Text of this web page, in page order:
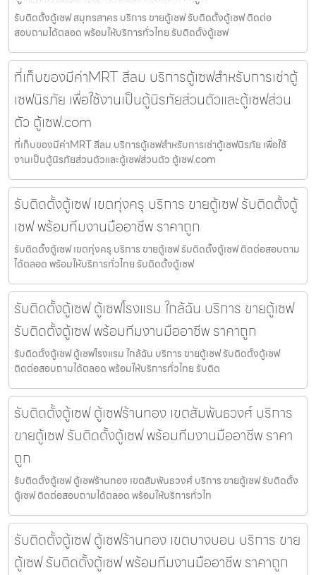
รับติดตั้งตู้เซฟ สมุทรสาคร บริการ ขายตู้เซฟ รับติดตั้งตู้เซฟ ติดต่อ
สอบถามได้ตลอด พร้อมให้บริการทั่วไทย รับติดตั้งตู้เซฟ
ที่เก็บของมีค่าMRT สีลม บริการตู้เซฟสำหรับการเช่าตู้
เซฟนิรภัย เพื่อใช้งานเป็นตู้นิรภัยส่วนตัวและตู้เซฟส่วน
ตัว ตู้เซฟ.com
ที่เก็บของมีค่าMRT สีลม บริการตู้เซฟสำหรับการเช่าตู้เซฟนิรภัย เพื่อใช้
งานเป็นตู้นิรภัยส่วนตัวและตู้เซฟส่วนตัว ตู้เซฟ.com
รับติดตั้งตู้เซฟ เขตทุ่งครุ บริการ ขายตู้เซฟ รับติดตั้งตู้
เซฟ พร้อมทีมงานมืออาชีพ ราคาถูก
รับติดตั้งตู้เซฟ เขตทุ่งครุ บริการ ขายตู้เซฟ รับติดตั้งตู้เซฟ ติดต่อสอบถาม
ได้ตลอด พร้อมให้บริการทั่วไทย รับติดตั้งตู้เซฟ
รับติดตั้งตู้เซฟ ตู้เซฟโรงแรม ใกล้ฉัน บริการ ขายตู้เซฟ
รับติดตั้งตู้เซฟ พร้อมทีมงานมืออาชีพ ราคาถูก
รับติดตั้งตู้เซฟ ตู้เซฟโรงแรม ใกล้ฉัน บริการ ขายตู้เซฟ รับติดตั้งตู้เซฟ
ติดต่อสอบถามได้ตลอด พร้อมให้บริการทั่วไทย รับติด
รับติดตั้งตู้เซฟ ตู้เซฟร้านทอง เขตสัมพันธวงศ์ บริการ
ขายตู้เซฟ รับติดตั้งตู้เซฟ พร้อมทีมงานมืออาชีพ ราคา
ถูก
รับติดตั้งตู้เซฟ ตู้เซฟร้านทอง เขตสัมพันธวงศ์ บริการ ขายตู้เซฟ รับติดตั้ง
ตู้เซฟ ติดต่อสอบถามได้ตลอด พร้อมให้บริการทั่วไท
รับติดตั้งตู้เซฟ ตู้เซฟร้านทอง เขตบางบอน บริการ ขาย
ตู้เซฟ รับติดตั้งตู้เซฟ พร้อมทีมงานมืออาชีพ ราคาถูก